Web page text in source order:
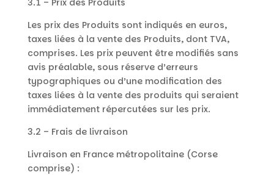
3.1 – Prix des Produits
Les prix des Produits sont indiqués en euros,
taxes liées à la vente des Produits, dont TVA,
comprises. Les prix peuvent être modifiés sans
avis préalable, sous réserve d’erreurs
typographiques ou d’une modification des
taxes liées à la vente des produits qui seraient
immédiatement répercutées sur les prix.
3.2 – Frais de livraison
Livraison en France métropolitaine (Corse
comprise) :